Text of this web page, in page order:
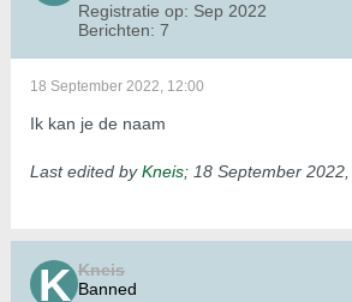
Registratie op: Sep 2022
Berichten: 7
18 September 2022, 12:00
Ik kan je de naam
Last edited byKneis; 18 September
Kneis
Banned